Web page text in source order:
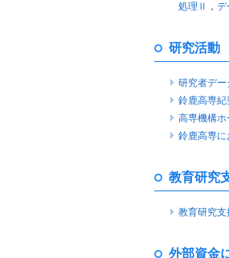
処理Ⅱ ， デ
研究活動
研究者デー
鈴鹿高専紀
高専機構ホ
鈴鹿高専に
教育研究
教育研究支
外部資金